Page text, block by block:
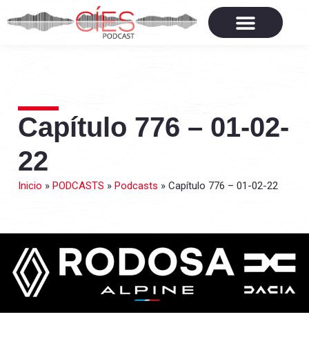
Capítulo 776 – 01-02-
22
Inicio » PODCASTS » Podcasts » Capítulo 776 – 01-02-22